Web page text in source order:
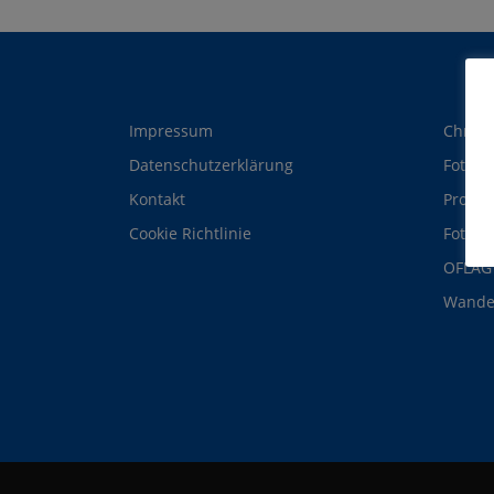
Impressum
Datenschutzerklärung
Kontakt
Cookie Richtlinie
Foto-